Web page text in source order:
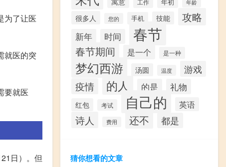
为了让医
就医的突
要就医
日）。但
工作 年龄
很多人 您的 手机 技能 攻略
新年 时间 春节
春节期间 是一个 是一种
梦幻西游 汤圆 温度
游戏
疫情
的人 的是 礼物
红包 考试 自己的 英语
诗人 费用 还不 都是
猜你想看的文章